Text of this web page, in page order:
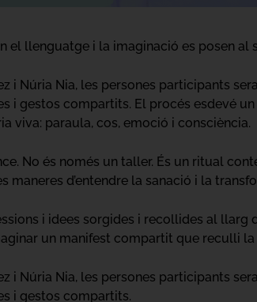
el llenguatge i la imaginació es posen al
i Núria Nia, les persones participants
i gestos compartits. El procés esdevé
viva: paraula, cos, emoció i consciència.
No és només un taller. És un ritual
maneres d’entendre la sanació i la
i idees sorgides i recollides al
un manifest compartit que reculli la
i Núria Nia, les persones participants
i gestos compartits.